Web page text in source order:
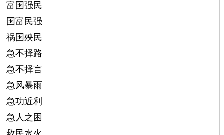
富国强民
国富民强
祸国殃民
急不择路
急不择言
急风暴雨
急功近利
急人之困
救民水火